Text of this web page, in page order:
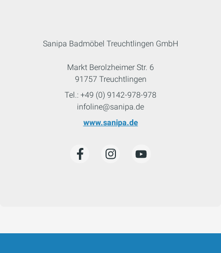
Sanipa Badmöbel Treuchtlingen GmbH
Markt Berolzheimer Str. 6
91757 Treuchtlingen
Tel.: +49 (0) 9142-978-978
infoline@sanipa.de
www.sanipa.de